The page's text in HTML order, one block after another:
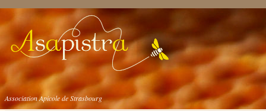
Aller au contenu principal
Association Apicole de Strasbourg